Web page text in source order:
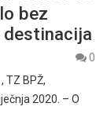
bez
0
TZ BPŽ,
2020. – O